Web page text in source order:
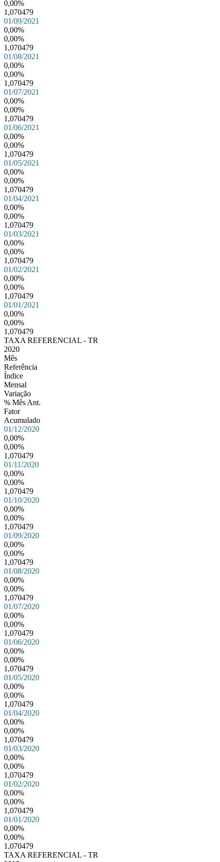
0,00%
1,070479
01/09/2021
0,00%
0,00%
1,070479
01/08/2021
0,00%
0,00%
1,070479
01/07/2021
0,00%
0,00%
1,070479
01/06/2021
0,00%
0,00%
1,070479
01/05/2021
0,00%
0,00%
1,070479
01/04/2021
0,00%
0,00%
1,070479
01/03/2021
0,00%
0,00%
1,070479
01/02/2021
0,00%
0,00%
1,070479
01/01/2021
0,00%
0,00%
1,070479
TAXA REFERENCIAL - TR
2020
Mês
Referência
Índice
Mensal
Variação
% Mês Ant.
Fator
Acumulado
01/12/2020
0,00%
0,00%
1,070479
01/11/2020
0,00%
0,00%
1,070479
01/10/2020
0,00%
0,00%
1,070479
01/09/2020
0,00%
0,00%
1,070479
01/08/2020
0,00%
0,00%
1,070479
01/07/2020
0,00%
0,00%
1,070479
01/06/2020
0,00%
0,00%
1,070479
01/05/2020
0,00%
0,00%
1,070479
01/04/2020
0,00%
0,00%
1,070479
01/03/2020
0,00%
0,00%
1,070479
01/02/2020
0,00%
0,00%
1,070479
01/01/2020
0,00%
0,00%
1,070479
TAXA REFERENCIAL - TR